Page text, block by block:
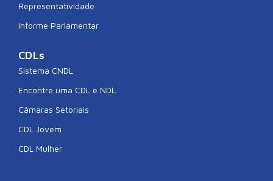
Representatividade
Informe Parlamentar
CDLs
Sistema CNDL
Encontre uma CDL e NDL
Câmaras Setoriais
CDL Jovem
CDL Mulher